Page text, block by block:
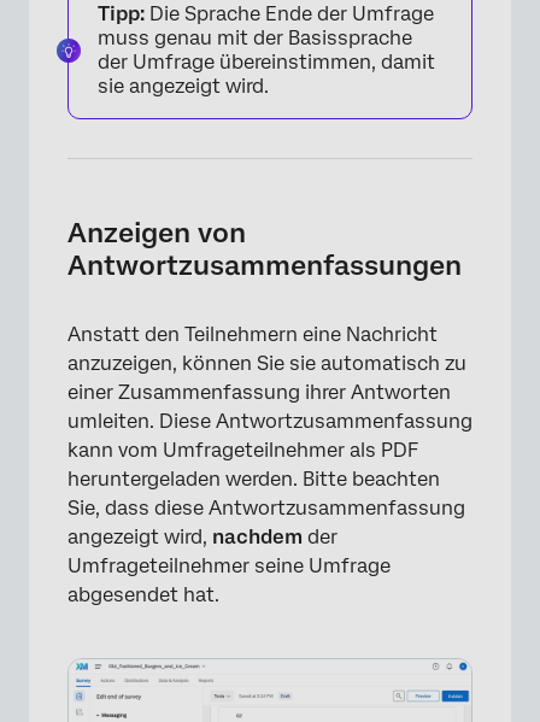
×
Tipp: Die Sprache Ende der Umfrage
muss genau mit der Basissprache
der Umfrage übereinstimmen, damit
sie angezeigt wird.
Anzeigen von
Antwortzusammenfassungen
Anstatt den Teilnehmern eine Nachricht
anzuzeigen, können Sie sie automatisch zu
einer Zusammenfassung ihrer Antworten
umleiten. Diese Antwortzusammenfassung
kann vom Umfrageteilnehmer als PDF
heruntergeladen werden. Bitte beachten
Sie, dass diese Antwortzusammenfassung
angezeigt wird, nachdem der
Umfrageteilnehmer seine Umfrage
abgesendet hat.